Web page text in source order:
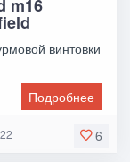
m16
винтовки
Подробнее
6